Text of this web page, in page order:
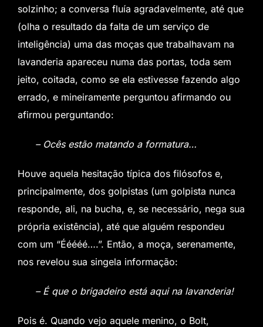
solzinho; a conversa fluía agradavelmente, até que
(olha o resultado da falta de um serviço de
inteligência) uma das moças que trabalhavam na
lavanderia apareceu numa das portas, toda sem
jeito, coitada, como se ela estivesse fazendo algo
errado, e mineiramente perguntou afirmando ou
afirmou perguntando:
– Ocês estão matando a formatura…
Houve aquela hesitação típica dos filósofos e,
principalmente, dos golpistas (um golpista nunca
responde, ali, na bucha, e, se necessário, nega sua
própria existência), até que alguém respondeu
com um “Ééééé….”. Então, a moça, serenamente,
nos revelou sua singela informação:
– É que o brigadeiro está aqui na lavanderia!
Pois é. Quando vejo aquele menino, o Bolt,